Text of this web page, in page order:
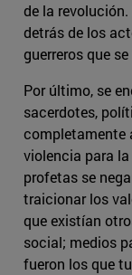
de la
detrás de los
guerreros que
Por último, se
sacerdotes,
completamente
violencia para
profetas se
traicionar los
que existían
social; medios
fueron los que